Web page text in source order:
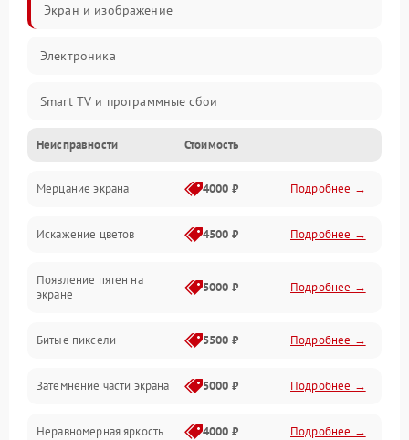
Экран и изображение
Электроника
Smart TV и программные сбои
Питание и запуск
Подсветка и LED-модули
Звук и аудиосистема
Сигнал и приём каналов
Механические повреждения
Программное обеспечение
Неисправности Стоимость
Мерцание экрана 4000 ₽ Подробнее →
Искажение цветов 4500 ₽ Подробнее →
Появление пятен на
экране
5000 ₽ Подробнее →
Битые пиксели 5500 ₽ Подробнее →
Затемнение части экрана 5000 ₽ Подробнее →
Неравномерная яркость 4000 ₽ Подробнее →